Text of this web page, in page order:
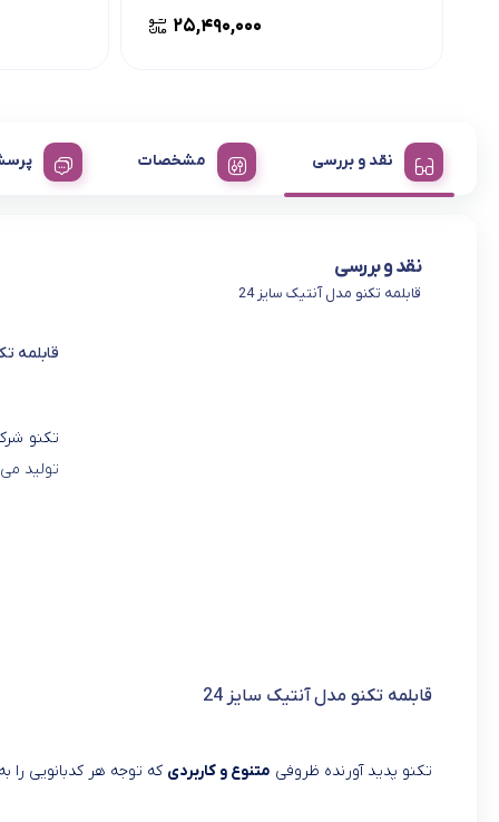
۲۵,۴۹۰,۰۰۰
نقد و بررسی مشخصات
نقد و بررسی
قابلمه تکنو مدل آنتیک سایز 24
قابلمه
تکنو
تولید
قابلمه تکنو مدل آنتیک سایز 24
تکنو پدید آورنده ظروفی متنوع و کاربردی که توجه هر کدبانویی